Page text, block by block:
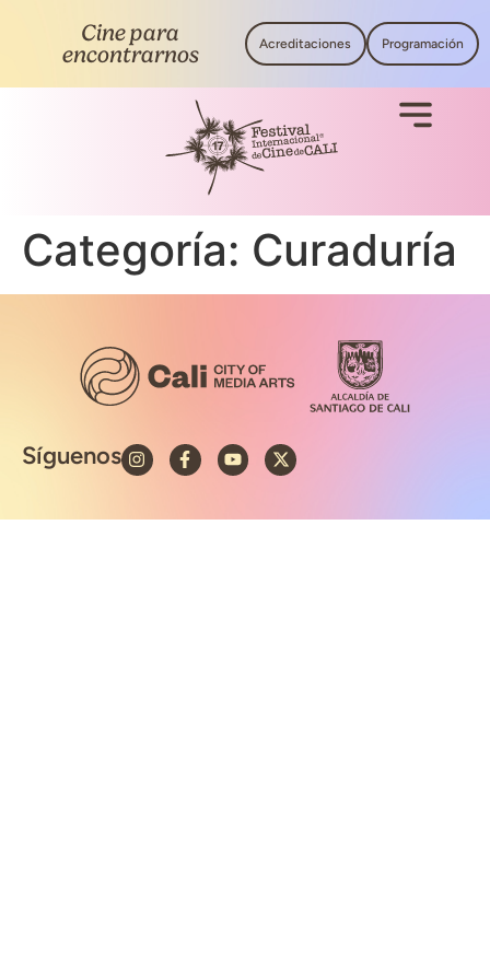
Cine para
encontrarnos
Acreditaciones Programación
Categoría: Curaduría
Síguenos